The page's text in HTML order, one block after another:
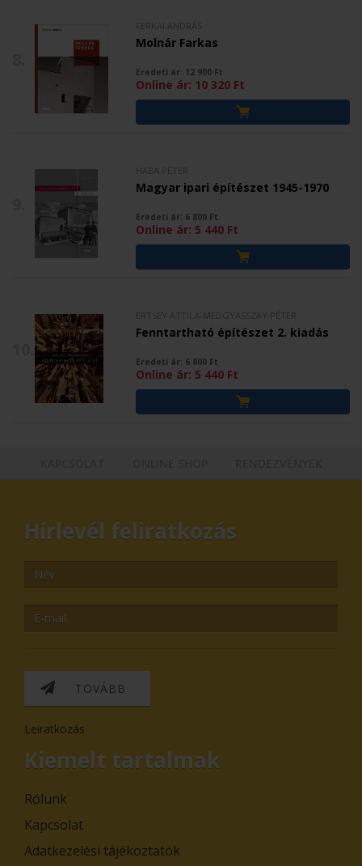
Molnár Farkas
Eredeti ár: 12 900 Ft
Online ár: 10 320 Ft
Magyar ipari építészet 1945-1970
Eredeti ár: 6 800 Ft
Online ár: 5 440 Ft
Fenntartható építészet 2. kiadás
Eredeti ár: 6 800 Ft
Online ár: 5 440 Ft
Hírlevél feliratkozás
TOVÁBB
Leiratkozás
Kiemelt tartalmak
Rólunk
Kapcsolat
Adatkezelési tájékoztatók